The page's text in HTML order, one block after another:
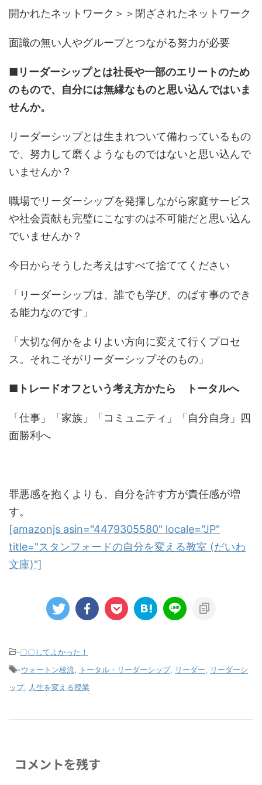
開かれたネットワーク＞＞閉ざされたネットワーク
面識の無い人やグループとつながる努力が必要
■リーダーシップとは社長や一部のエリートのため
のもので、自分には無縁なものと思い込んではいま
せんか。
リーダーシップとは生まれついて備わっているもの
で、努力して磨くようなものではないと思い込んで
いませんか？
職場でリーダーシップを発揮しながら家庭サービス
や社会貢献も完璧にこなすのは不可能だと思い込ん
でいませんか？
今日からそうした考えはすべて捨ててください
「リーダーシップは、誰でも学び、のばす事のでき
る能力なのです」
「大切な何かをよりよい方向に変えて行くプロセ
ス。それこそがリーダーシップそのもの」
■トレードオフという考え方かたら トータルへ
「仕事」「家族」「コミュニティ」「自分自身」四
面勝利へ
罪悪感を抱くよりも、自分を許す方が責任感が増
す。
[amazonjs asin="4479305580" locale="JP"
title="スタンフォードの自分を変える教室 (だいわ
文庫)"]
-〇〇してよかった！
-ウォートン校流, トータル・リーダーシップ, リーダー, リーダーシ
ップ, 人生を変える授業
コメントを残す